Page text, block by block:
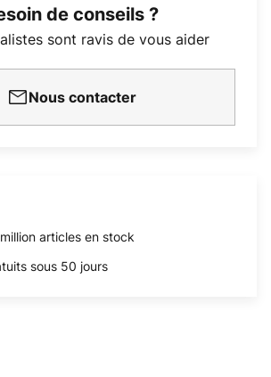
de conseils ?
sont ravis de vous aider
Nous contacter
articles en stock
sous 50 jours